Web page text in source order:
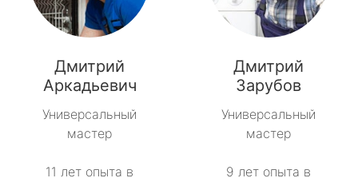
Дмитрий
Аркадьевич
Универсальный
мастер
11 лет опыта в
Дмитрий
Зарубов
Универсальный
мастер
9 лет опыта в